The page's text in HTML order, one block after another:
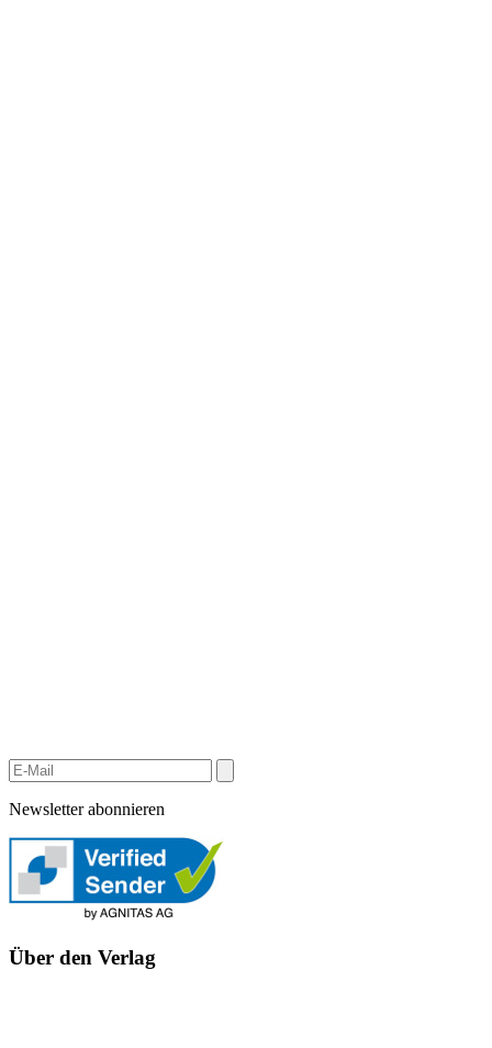
Newsletter abonnieren
Über den Verlag